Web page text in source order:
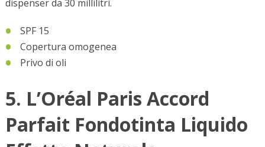
dispenser da 30 millilitri.
SPF 15
Copertura omogenea
Privo di oli
5. L’Oréal Paris Accord
Parfait Fondotinta Liquido